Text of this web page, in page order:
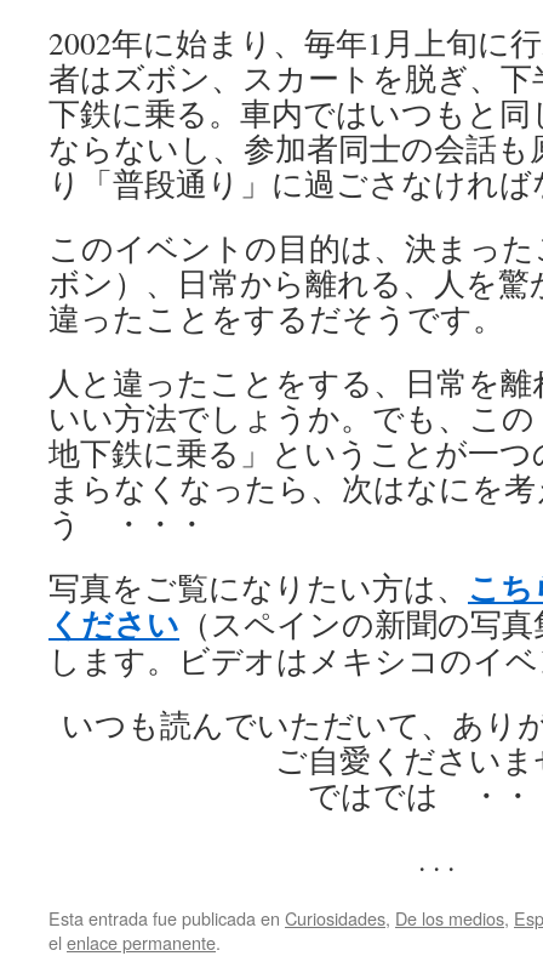
2002年に始まり、毎年1月上旬に
者はズボン、スカートを脱ぎ、
下鉄に乗る。車内ではいつもと
ならないし、参加者同士の会話
り「普段通り」に過ごさなけれ
このイベントの目的は、決まっ
ボン）、日常から離れる、人を
違ったことをするだそうです。
人と違ったことをする、日常を
いい方法でしょうか。でも、こ
地下鉄に乗る」ということが一
まらなくなったら、次はなにを
う ・・・
写真をご覧になりたい方は、 こ
ください （スペインの新聞の写
します。ビデオはメキシコのイ
いつも読んでいただいて、あり
ご自愛くださいま
ではでは ・・
. . .
Esta entrada fue publicada en Curiosidades, De los medios,
el enlace permanente.